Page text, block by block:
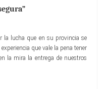
la lucha que en su provincia se
que vale la pena tener
la mira la entrega de nuestros